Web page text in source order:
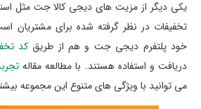
یکی دیگر از مزیت های دیجی کالا جت مثل
تخفیفات در نظر گرفته شده برای مشتریان
خود پلتفرم دیجی جت و هم از طریقکد
دریافت و استفاده هستند. با مطالعه مقاله
می توانید با ویژگی های متنوع این مجموعه